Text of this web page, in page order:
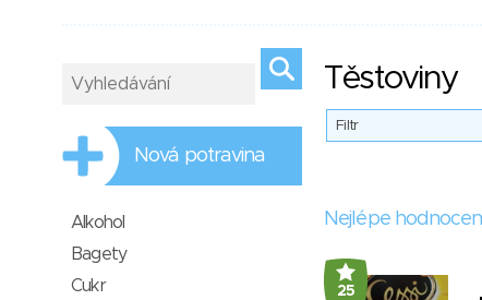
Těstoviny
Filtr
Nejlépe
25
Nová potravina
Alkohol
Bagety
Cukr